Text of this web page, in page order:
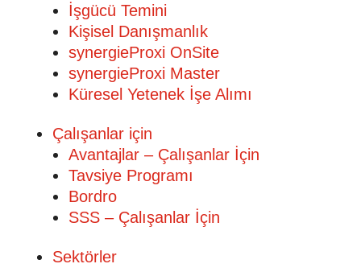
İşgücü Temini
Kişisel Danışmanlık
synergieProxi OnSite
synergieProxi Master
Küresel Yetenek İşe Alımı
Çalışanlar için
Avantajlar – Çalışanlar İçin
Tavsiye Programı
Bordro
SSS – Çalışanlar İçin
Sektörler